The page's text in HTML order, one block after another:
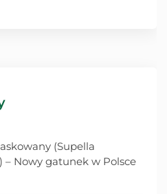
(Supella
– Nowy gatunek w Polsce